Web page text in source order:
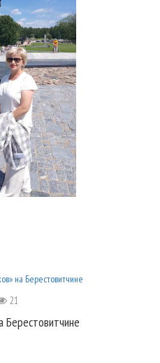
21
Берестовитчине